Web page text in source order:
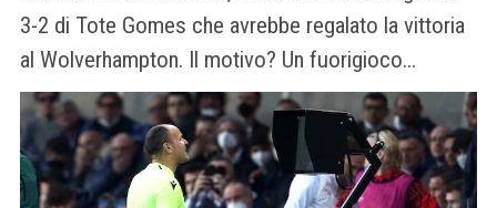
3-2 di Tote Gomes che avrebbe regalato la vittoria
al Wolverhampton. Il motivo? Un fuorigioco...